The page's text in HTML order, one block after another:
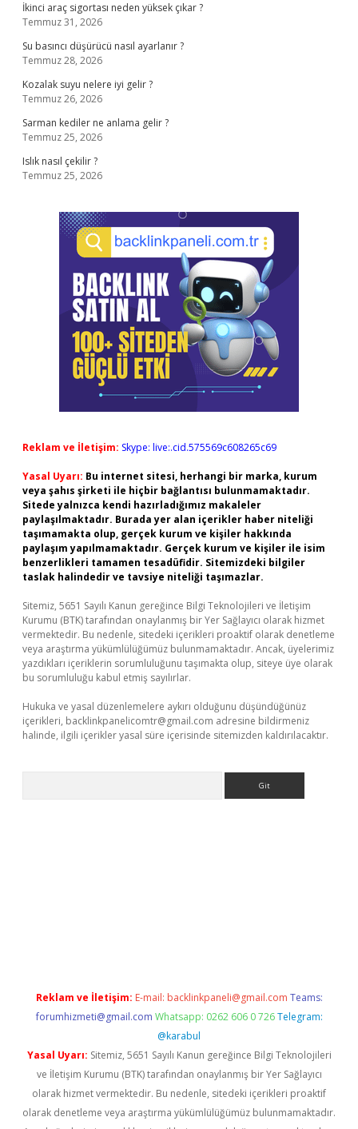
İkinci araç sigortası neden yüksek çıkar ?
Temmuz 31, 2026
Su basıncı düşürücü nasıl ayarlanır ?
Temmuz 28, 2026
Kozalak suyu nelere iyi gelir ?
Temmuz 26, 2026
Sarman kediler ne anlama gelir ?
Temmuz 25, 2026
Islık nasıl çekilir ?
Temmuz 25, 2026
Reklam ve İletişim: Skype: live:.cid.575569c608265c69
Yasal Uyarı: Bu internet sitesi, herhangi bir marka, kurum
veya şahıs şirketi ile hiçbir bağlantısı bulunmamaktadır.
Sitede yalnızca kendi hazırladığımız makaleler
paylaşılmaktadır. Burada yer alan içerikler haber niteliği
taşımamakta olup, gerçek kurum ve kişiler hakkında
paylaşım yapılmamaktadır. Gerçek kurum ve kişiler ile isim
benzerlikleri tamamen tesadüfidir. Sitemizdeki bilgiler
taslak halindedir ve tavsiye niteliği taşımazlar.
Sitemiz, 5651 Sayılı Kanun gereğince Bilgi Teknolojileri ve İletişim
Kurumu (BTK) tarafından onaylanmış bir Yer Sağlayıcı olarak hizmet
vermektedir. Bu nedenle, sitedeki içerikleri proaktif olarak denetleme
veya araştırma yükümlülüğümüz bulunmamaktadır. Ancak, üyelerimiz
yazdıkları içeriklerin sorumluluğunu taşımakta olup, siteye üye olarak
bu sorumluluğu kabul etmiş sayılırlar.
Hukuka ve yasal düzenlemelere aykırı olduğunu düşündüğünüz
içerikleri, backlinkpanelicomtr@gmail.com adresine bildirmeniz
halinde, ilgili içerikler yasal süre içerisinde sitemizden kaldırılacaktır.
Reklam ve İletişim: E-mail: backlinkpaneli@gmail.com Teams:
forumhizmeti@gmail.com Whatsapp: 0262 606 0 726 Telegram:
@karabul
Yasal Uyarı: Sitemiz, 5651 Sayılı Kanun gereğince Bilgi Teknolojileri
ve İletişim Kurumu (BTK) tarafından onaylanmış bir Yer Sağlayıcı
olarak hizmet vermektedir. Bu nedenle, sitedeki içerikleri proaktif
olarak denetleme veya araştırma yükümlülüğümüz bulunmamaktadır.